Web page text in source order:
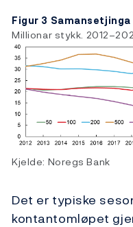
Figur 3
Millionar stykk.
Kjelde: Noregs Bank
Det er typiske
kontantomløpet